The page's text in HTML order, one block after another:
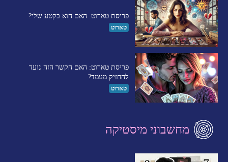
פריסת טארוט: האם הוא בקטע שלי?
טארוט
פריסת טארוט: האם הקשר הזה נועד
להחזיק מעמד?
טארוט
מחשבוני מיסטיקה